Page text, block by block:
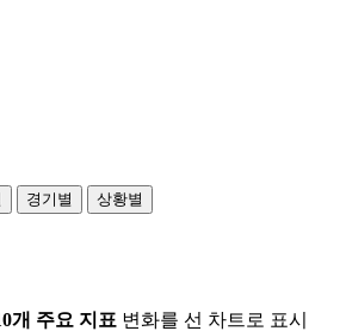
경기별 상황별
개 주요 지표 변화를 선 차트로 표시